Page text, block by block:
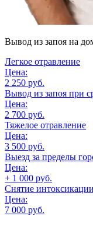
Вывод из запоя на
Легкое отравление
Цена:
2 250 руб.
Вывод из запоя при
Цена:
2 700 руб.
Тяжелое отравление
Цена:
3 500 руб.
Выезд за пределы
Цена:
+ 1 000 руб.
Снятие
Цена:
7 000 руб.